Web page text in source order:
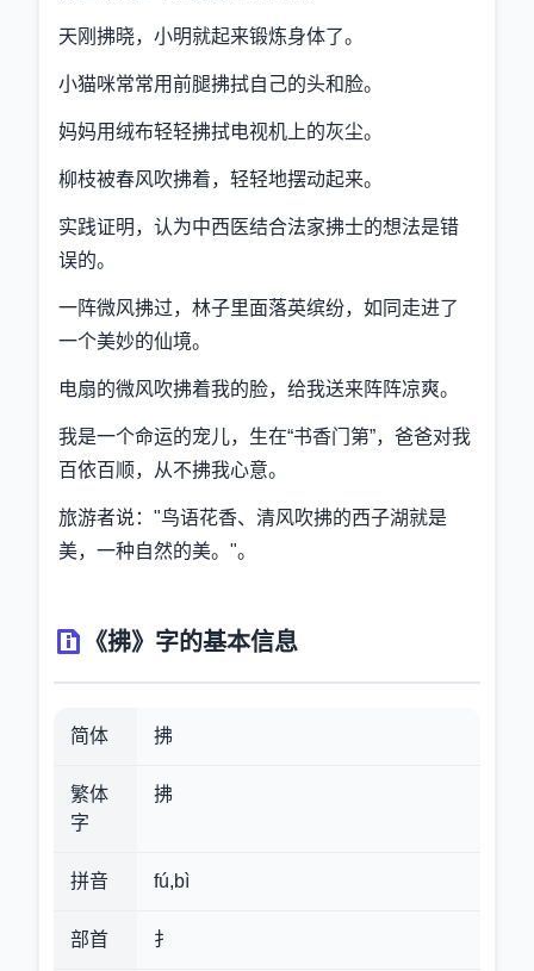
天刚拂晓，小明就起来锻炼身体了。
小猫咪常常用前腿拂拭自己的头和脸。
妈妈用绒布轻轻拂拭电视机上的灰尘。
柳枝被春风吹拂着，轻轻地摆动起来。
实践证明，认为中西医结合法家拂士的想法是错
误的。
一阵微风拂过，林子里面落英缤纷，如同走进了
一个美妙的仙境。
电扇的微风吹拂着我的脸，给我送来阵阵凉爽。
我是一个命运的宠儿，生在“书香门第”，爸爸对我
百依百顺，从不拂我心意。
旅游者说："鸟语花香、清风吹拂的西子湖就是
美，一种自然的美。"。
《拂》字的基本信息
简体 拂
繁体
字
拂
拼音 fú,bì
部首 扌